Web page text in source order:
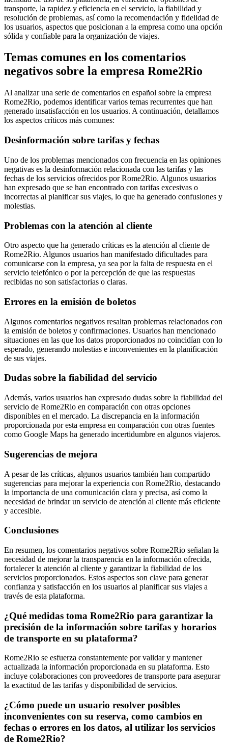
transporte, la rapidez y eficiencia en el servicio, la fiabilidad y
resolución de problemas, así como la recomendación y fidelidad de
los usuarios, aspectos que posicionan a la empresa como una opción
sólida y confiable para la organización de viajes.
Temas comunes en los comentarios
negativos sobre la empresa Rome2Rio
Al analizar una serie de comentarios en español sobre la empresa
Rome2Rio, podemos identificar varios temas recurrentes que han
generado insatisfacción en los usuarios. A continuación, detallamos
los aspectos críticos más comunes:
Desinformación sobre tarifas y fechas
Uno de los problemas mencionados con frecuencia en las opiniones
negativas es la desinformación relacionada con las tarifas y las
fechas de los servicios ofrecidos por Rome2Rio. Algunos usuarios
han expresado que se han encontrado con tarifas excesivas o
incorrectas al planificar sus viajes, lo que ha generado confusiones y
molestias.
Problemas con la atención al cliente
Otro aspecto que ha generado críticas es la atención al cliente de
Rome2Rio. Algunos usuarios han manifestado dificultades para
comunicarse con la empresa, ya sea por la falta de respuesta en el
servicio telefónico o por la percepción de que las respuestas
recibidas no son satisfactorias o claras.
Errores en la emisión de boletos
Algunos comentarios negativos resaltan problemas relacionados con
la emisión de boletos y confirmaciones. Usuarios han mencionado
situaciones en las que los datos proporcionados no coincidían con lo
esperado, generando molestias e inconvenientes en la planificación
de sus viajes.
Dudas sobre la fiabilidad del servicio
Además, varios usuarios han expresado dudas sobre la fiabilidad del
servicio de Rome2Rio en comparación con otras opciones
disponibles en el mercado. La discrepancia en la información
proporcionada por esta empresa en comparación con otras fuentes
como Google Maps ha generado incertidumbre en algunos viajeros.
Sugerencias de mejora
A pesar de las críticas, algunos usuarios también han compartido
sugerencias para mejorar la experiencia con Rome2Rio, destacando
la importancia de una comunicación clara y precisa, así como la
necesidad de brindar un servicio de atención al cliente más eficiente
y accesible.
Conclusiones
En resumen, los comentarios negativos sobre Rome2Rio señalan la
necesidad de mejorar la transparencia en la información ofrecida,
fortalecer la atención al cliente y garantizar la fiabilidad de los
servicios proporcionados. Estos aspectos son clave para generar
confianza y satisfacción en los usuarios al planificar sus viajes a
través de esta plataforma.
¿Qué medidas toma Rome2Rio para garantizar la
precisión de la información sobre tarifas y horarios
de transporte en su plataforma?
Rome2Rio se esfuerza constantemente por validar y mantener
actualizada la información proporcionada en su plataforma. Esto
incluye colaboraciones con proveedores de transporte para asegurar
la exactitud de las tarifas y disponibilidad de servicios.
¿Cómo puede un usuario resolver posibles
inconvenientes con su reserva, como cambios en
fechas o errores en los datos, al utilizar los servicios
de Rome2Rio?